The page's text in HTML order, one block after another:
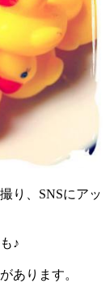
り、SNSにアッ
♪
あります。